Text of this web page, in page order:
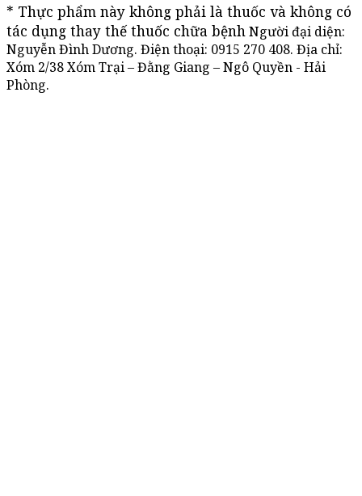
* Thực phẩm này không phải là thuốc và không có
tác dụng thay thế thuốc chữa bệnh Người đại diện:
Nguyễn Đình Dương. Điện thoại: 0915 270 408. Địa chỉ:
Xóm 2/38 Xóm Trại – Đằng Giang – Ngô Quyền - Hải
Phòng.